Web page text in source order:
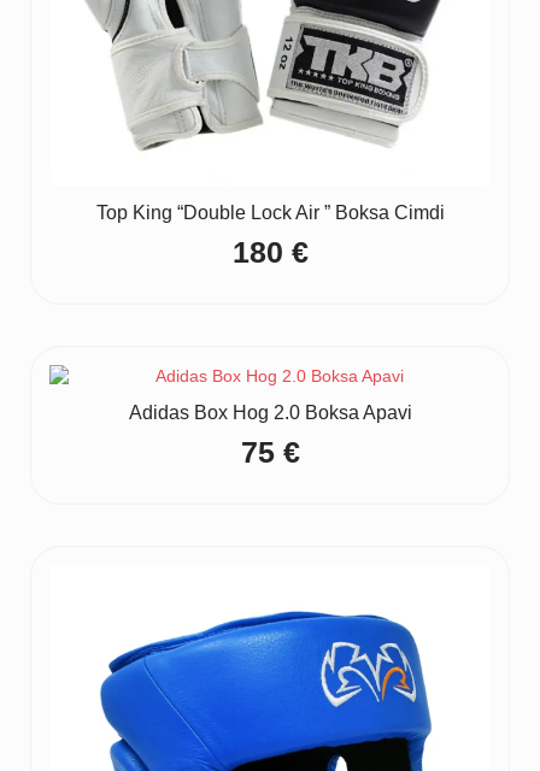
Top King “Double Lock Air ” Boksa Cimdi
180 €
Adidas Box Hog 2.0 Boksa Apavi
75 €